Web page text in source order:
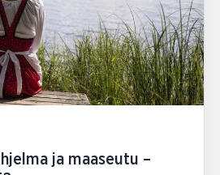
ja maaseutu –